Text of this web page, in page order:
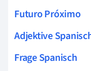
Futuro Próximo
Adjektive
Frage Spanisch